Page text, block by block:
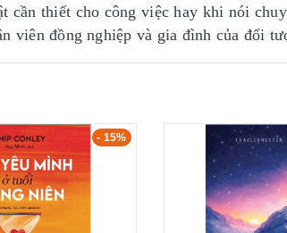
cần thiết cho công việc hay khi nói
viên đồng nghiệp và gia đình của đối
- 15%